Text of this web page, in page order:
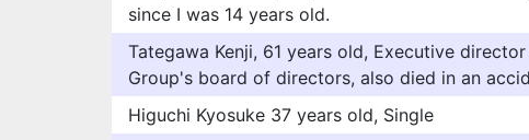
since I was 14 years old.
Tategawa Kenji, 61 years old, Executive
Group's board of directors, also died in an
Higuchi Kyosuke 37 years old, Single